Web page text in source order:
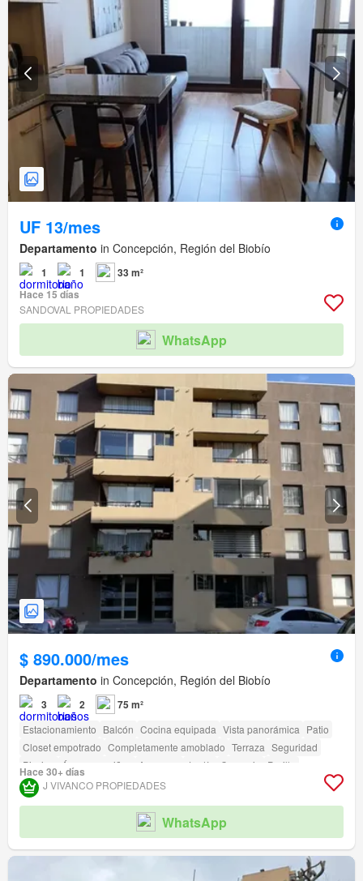
UF 13/mes
Departamento in Concepción, Región del Biobío
1 1
33 m²
Hace 15 días
SANDOVAL PROPIEDADES
WhatsApp
$ 890.000/mes
Departamento in Concepción, Región del Biobío
3 2 75 m²
Estacionamiento Balcón Cocina equipada Vista panorámica Patio
Closet empotrado Completamente amoblado Terraza Seguridad
Piscina
Área para niños Ascensor Jardín Conserje
Parilla
Caseta de vigilancia Acceso para personas con discapacidad
Hace 30+ días
J VIVANCO PROPIEDADES
WhatsApp